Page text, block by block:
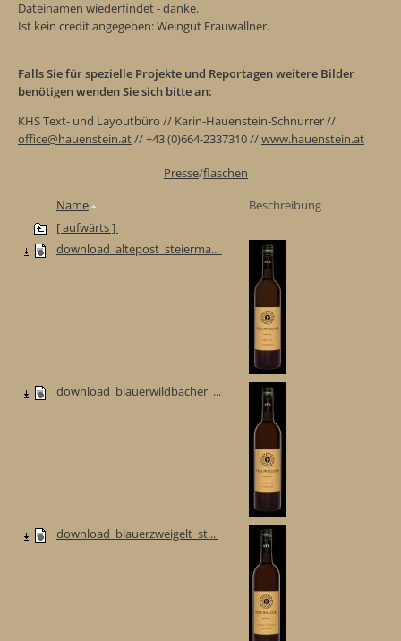
Dateinamen wiederfindet - danke.
Ist kein credit angegeben: Weingut Frauwallner.
Falls Sie für spezielle Projekte und Reportagen weitere Bilder
benötigen wenden Sie sich bitte an:
KHS Text- und Layoutbüro // Karin-Hauenstein-Schnurrer //
office@hauenstein.at// +43 (0)664-2337310 //www.hauenstein.at
Presse/flaschen
Name
Beschreibung
[ aufwärts ]
download_altepost_steierma...
download_blauerwildbacher_...
download_blauerzweigelt_st...